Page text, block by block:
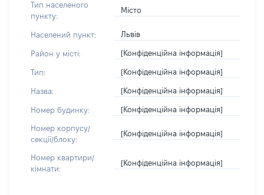
Тип населеного
пункту:
Місто
Населений пункт: Львів
Район у місті: [Конфіденційна інформація]
Тип: [Конфіденційна інформація]
Назва: [Конфіденційна інформація]
Номер будинку: [Конфіденційна інформація]
Номер корпусу/
секції/блоку:
[Конфіденційна інформація]
Номер квартири/
кімнати:
[Конфіденційна інформація]